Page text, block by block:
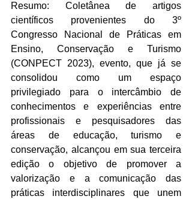
Resumo: Coletânea de artigos
científicos provenientes do 3º
Congresso Nacional de Práticas em
Ensino, Conservação e Turismo
(CONPECT 2023), evento, que já se
consolidou como um espaço
privilegiado para o intercâmbio de
conhecimentos e experiências entre
profissionais e pesquisadores das
áreas de educação, turismo e
conservação, alcançou em sua terceira
edição o objetivo de promover a
valorização e a comunicação das
práticas interdisciplinares que unem